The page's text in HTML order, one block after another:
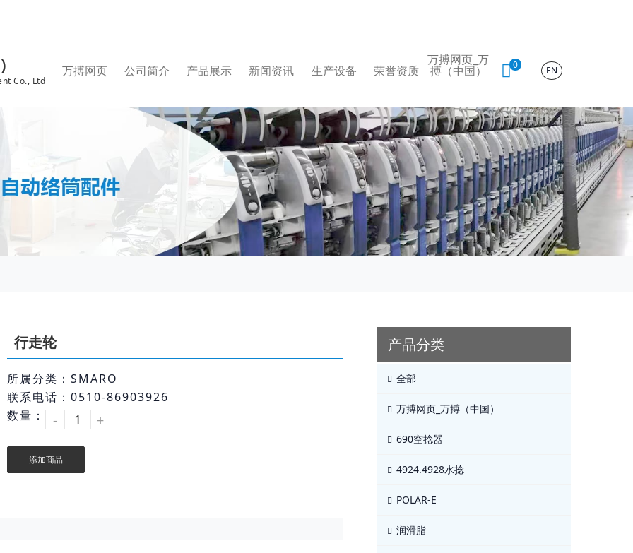
Co., Ltd
万搏网页 公司简介 产品展示 新闻资讯 生产设备 荣誉资质
万搏网页_万
搏（中国） 0 EN
行走轮
所属分类：SMARO
联系电话：0510-86903926
数量：
- +
添加商品
产品分类
全部
万搏网页_万搏（中国）
690空捻器
4924.4928水捻
POLAR-E
润滑脂